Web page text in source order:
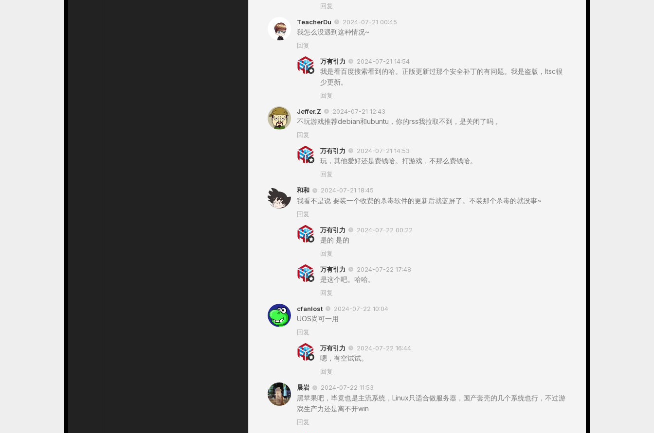
回复
TeacherDu 2024-07-21 00:45
我怎么没遇到这种情况~
回复
万有引力 2024-07-21 14:54
我是看百度搜索看到的哈。正版更新过那个安全补丁的有问题。我是盗版，ltsc很
少更新。
回复
Jeffer.Z 2024-07-21 12:43
不玩游戏推荐debian和ubuntu，你的rss我拉取不到，是关闭了吗，
回复
万有引力 2024-07-21 14:53
玩，其他爱好还是费钱哈。打游戏，不那么费钱哈。
回复
和和 2024-07-21 18:45
我看不是说 要装一个收费的杀毒软件的更新后就蓝屏了。不装那个杀毒的就没事~
回复
万有引力 2024-07-22 00:22
是的 是的
回复
万有引力 2024-07-22 17:48
是这个吧。哈哈。
回复
cfanlost 2024-07-22 10:04
UOS尚可一用
回复
万有引力 2024-07-22 16:44
嗯，有空试试。
回复
晨岩 2024-07-22 11:53
黑苹果吧，毕竟也是主流系统，Linux只适合做服务器，国产套壳的几个系统也行，不过游
戏生产力还是离不开win
回复